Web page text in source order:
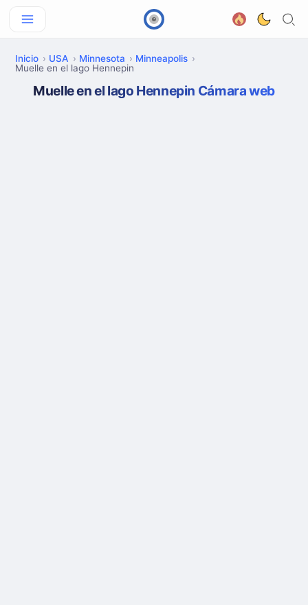
Inicio USA Minnesota
Minneapolis
Muelle en el lago Hennepin
Muelle en el lago Hennepin Cámara web